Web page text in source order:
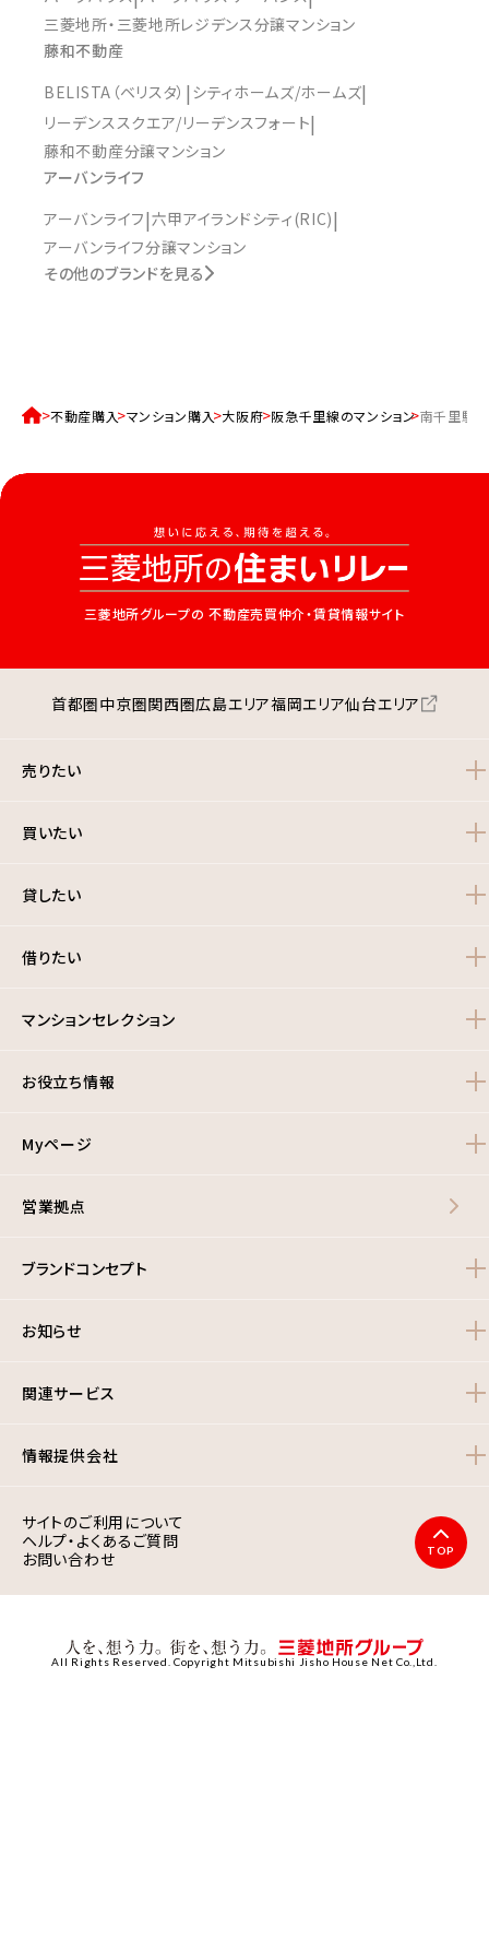
三菱地所・三菱地所レジデンス分譲マンション
藤和不動産
BELISTA（ベリスタ） シティホームズ/ホームズ
リーデンススクエア/リーデンスフォート
藤和不動産分譲マンション
アーバンライフ
アーバンライフ 六甲アイランドシティ(RIC)
アーバンライフ分譲マンション
その他のブランドを見る
不動産購入 マンション購入 大阪府 阪急千里線のマンション 南千里駅
三菱地所グループの 不動産売買仲介・賃貸情報サイト
首都圏中京圏関西圏広島エリア福岡エリア仙台エリア
売りたい
買いたい
貸したい
借りたい
マンションセレクション
お役立ち情報
Myページ
営業拠点
ブランドコンセプト
お知らせ
関連サービス
情報提供会社
サイトのご利用について
ヘルプ・よくあるご質問
お問い合わせ
TOP
All Rights Reserved. Copyright Mitsubishi Jisho House Net Co.,Ltd.